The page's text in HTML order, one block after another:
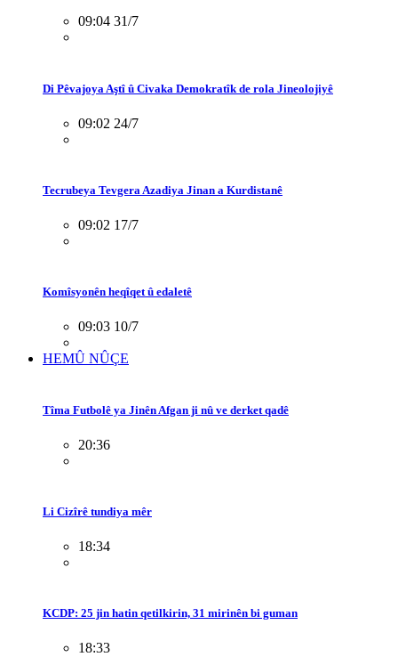
09:04 31/7
Di Pêvajoya Aştî û Civaka Demokratîk de rola Jineolojiyê
09:02 24/7
Tecrubeya Tevgera Azadiya Jinan a Kurdistanê
09:02 17/7
Komîsyonên heqîqet û edaletê
09:03 10/7
HEMÛ NÛÇE
Tîma Futbolê ya Jinên Afgan ji nû ve derket qadê
20:36
Li Cizîrê tundiya mêr
18:34
KCDP: 25 jin hatin qetilkirin, 31 mirinên bi guman
18:33